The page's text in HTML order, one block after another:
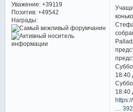
Уважение: +39119
Позитив: +49542
Награды:
18:40
18:40
…